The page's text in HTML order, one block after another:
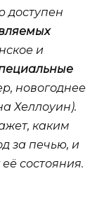
доступен
и
новогоднее
Хеллоуин).
каким
за печью, и
состояния.